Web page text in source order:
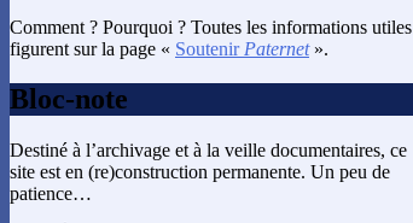
Comment ? Pourquoi ? Toutes les informations utiles
figurent sur la page « Soutenir Paternet».
Bloc-note
Destiné à l’archivage et à la veille documentaires, ce
site est en (re)construction permanente. Un peu de
patience…